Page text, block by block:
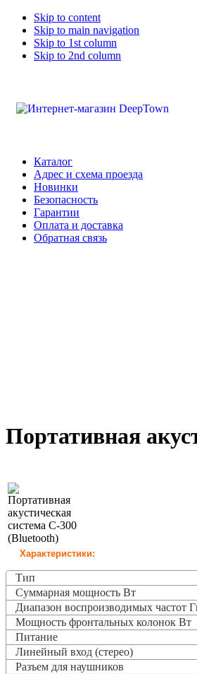
Skip to content
Skip to main navigation
Skip to 1st column
Skip to 2nd column
Каталог
Адрес и схема проезда
Новинки
Безопасность
Гарантии
Оплата и доставка
Обратная связь
Портативная
Характеристики:
Тип
Суммарная мощность Вт
Диапазон воспроизводимых частот
Мощность фронтальных колонок Вт
Питание
Линейный вход (стерео)
Разъем для наушников